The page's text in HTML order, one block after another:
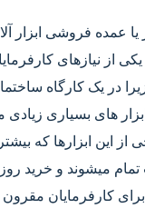
عمده فروشی ابزار
از نیازهای
در یک کارگاه
های بسیاری زیادی
از این ابزارها که
میشوند و خرید
کارفرمایان